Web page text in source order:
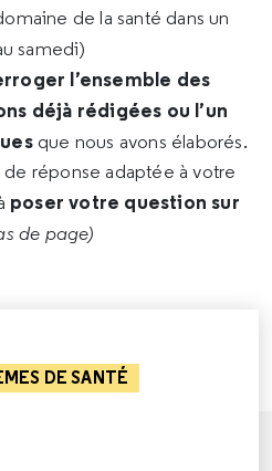
de la santé dans un
samedi)
l’ensemble des
déjà rédigées ou l’un
que nous avons élaborés.
de réponse adaptée à votre
poser votre question sur
de page)
DE SANTÉ